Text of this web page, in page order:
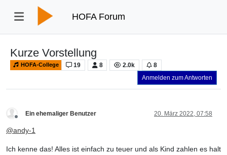
HOFA Forum
Kurze Vorstellung
HOFA-College 19 8 2.0k
8
Anmelden zum Antworten
Ein ehemaliger Benutzer 20. März 2022, 07:58
@andy-1
Ich kenne das! Alles ist einfach zu teuer und als Kind zahlen es halt